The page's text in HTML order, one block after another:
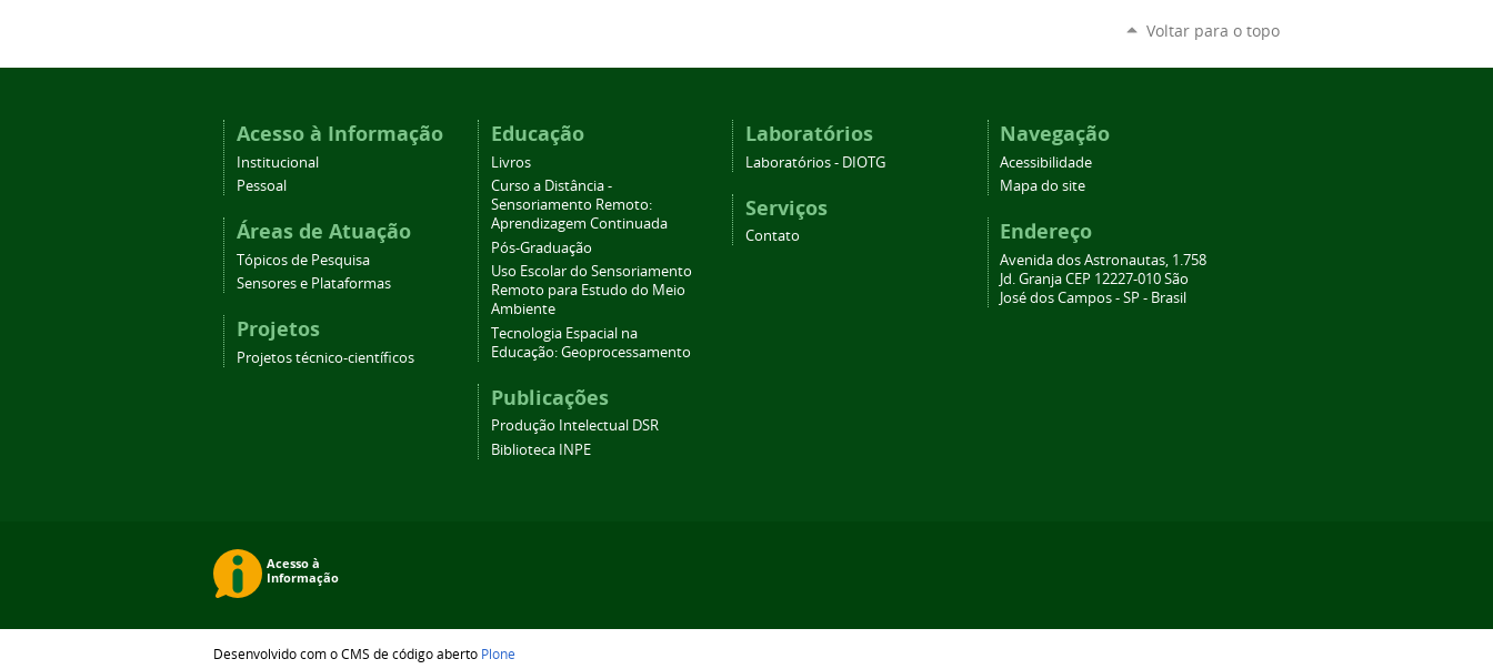
Voltar para o topo
Acesso à Informação
Institucional
Pessoal
Áreas de Atuação
Tópicos de Pesquisa
Sensores e Plataformas
Projetos
Projetos técnico-científicos
Educação
Livros
Curso a Distância -
Sensoriamento Remoto:
Aprendizagem Continuada
Pós-Graduação
Uso Escolar do Sensoriamento
Remoto para Estudo do Meio
Ambiente
Tecnologia Espacial na
Educação: Geoprocessamento
Publicações
Produção Intelectual DSR
Biblioteca INPE
Laboratórios
Laboratórios - DIOTG
Serviços
Contato
Navegação
Acessibilidade
Mapa do site
Endereço
Avenida dos Astronautas, 1.758
Jd. Granja CEP 12227-010 São
José dos Campos - SP - Brasil
Desenvolvido com o CMS de código aberto Plone